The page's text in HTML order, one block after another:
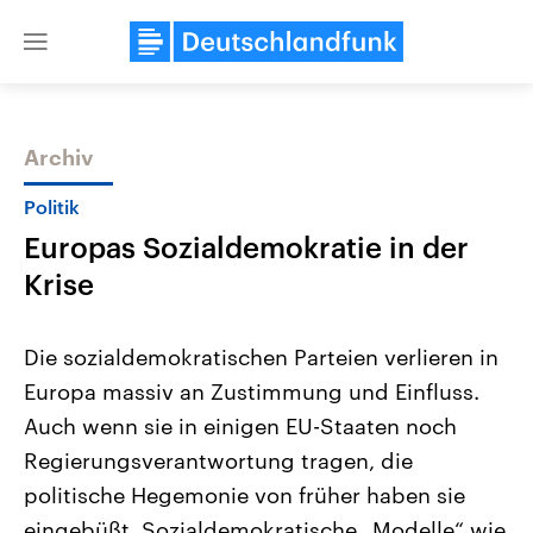
Close
Themen
Landtagswahl Sachsen-Anhalt
2026
Alle Informationen
Sachsen-Anhalt wählt am 6.
September 2026 einen neuen
Landtag. Seit 2021 wird das
Bundesland von einer Koalition aus
USA
Aktuelle Beiträge,
Hintergründe
Wirtschaftlich und
gehören die Vereinigten
den mächtigsten Ländern
mit großem Einfluss auf
Archiv
Politik
Europas Sozialdemokratie in der
Krise
Die sozialdemokratischen Parteien verlieren in
Europa massiv an Zustimmung und Einfluss.
Auch wenn sie in einigen EU-Staaten noch
Regierungsverantwortung tragen, die
politische Hegemonie von früher haben sie